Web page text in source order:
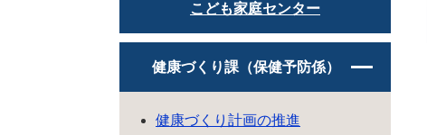
こども家庭センター
健康づくり課（保健予防係）
健康づくり計画の推進